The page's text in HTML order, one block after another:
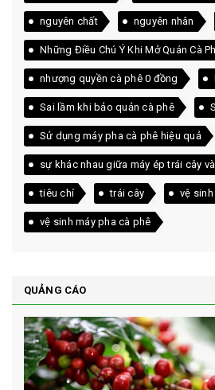
nguyên chất nguyên nhân
Những Điều Chú Ý Khi Mở Quán Cà
nhượng quyền cà phê 0 đồng
Sai lầm khi bảo quản cà phê
Sử dụng máy pha cà phê hiệu quả
sự khác nhau giữa máy ép trái cây
tiêu chí trái cây vệ sinh
vệ sinh máy pha cà phê
QUẢNG CÁO